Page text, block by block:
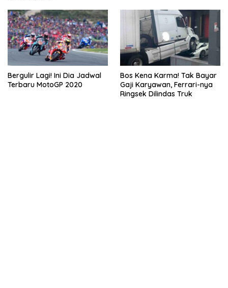
Bergulir Lagi! Ini Dia Jadwal
Terbaru MotoGP 2020
Bos Kena Karma! Tak Bayar
Gaji Karyawan, Ferrari-nya
Ringsek Dilindas Truk